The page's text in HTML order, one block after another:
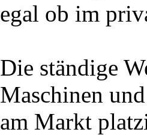
egal ob im
Die ständige
Maschinen
am Markt